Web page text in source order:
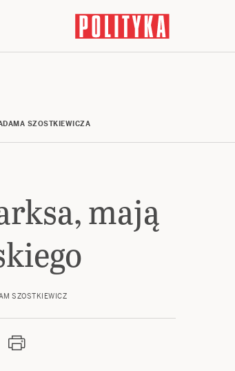
SZOSTKIEWICZA
mają
SZOSTKIEWICZ